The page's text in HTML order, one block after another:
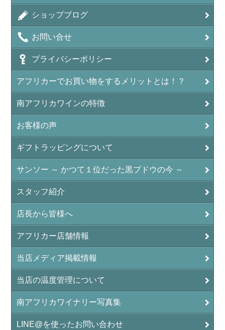
ショップブログ
お問い合せ
プライバシーポリシー
アフリカーでお買い物をするメリットとは！？
南アフリカワインの特徴
お客様の声
ギフトラッピングについて
サンソー ～ かつて１位だった黒ブドウの今 ～
スタッフ紹介
店長から皆様へ
アフリカー店舗情報
当店メディア掲載情報
当店の温度管理について
南アフリカワイナリー写真集
LINE@を使ったお問い合わせ